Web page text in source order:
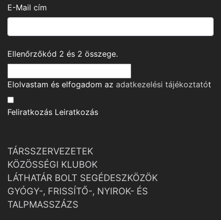
E-Mail cím
Ellenőrzőkód 2 és 2 összege.
Elolvastam és elfogadom az adatkezelési tájékoztatót
Feliratkozás Leiratkozás
TÁRSSZERVEZETEK
KÖZÖSSÉGI KLUBOK
LÁTHATÁR BOLT SEGÉDESZKÖZÖK
GYÓGY-, FRISSÍTŐ-, NYIROK- ÉS
TALPMASSZÁZS